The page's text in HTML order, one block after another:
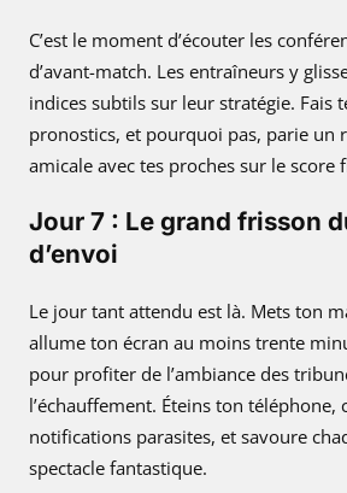
C’est le moment d’écouter les
d’avant-match. Les entraîneurs y
indices subtils sur leur stratégie. Fais
pronostics, et pourquoi pas, parie un
amicale avec tes proches sur le score
Jour 7 : Le grand frisson
d’envoi
Le jour tant attendu est là. Mets ton
allume ton écran au moins trente
pour profiter de l’ambiance des
l’échauffement. Éteins ton téléphone,
notifications parasites, et savoure
spectacle fantastique.